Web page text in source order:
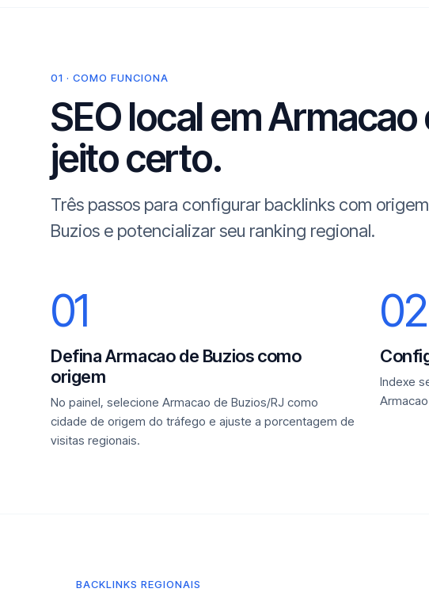
01 · COMO FUNCIONA
SEO local em
jeito certo.
Três passos para configurar backlinks com
Buzios e potencializar seu ranking regional.
01
Defina Armacao de Buzios como
origem
No painel, selecione Armacao de Buzios/RJ como
cidade de origem do tráfego e ajuste a porcentagem de
visitas regionais.
02
Indexe
BACKLINKS REGIONAIS